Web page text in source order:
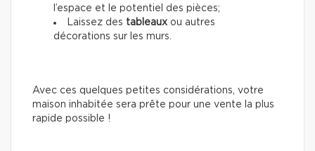
l’espace et le potentiel des pièces;
Laissez des tableaux ou autres
décorations sur les murs.
Avec ces quelques petites considérations, votre
maison inhabitée sera prête pour une vente la plus
rapide possible !